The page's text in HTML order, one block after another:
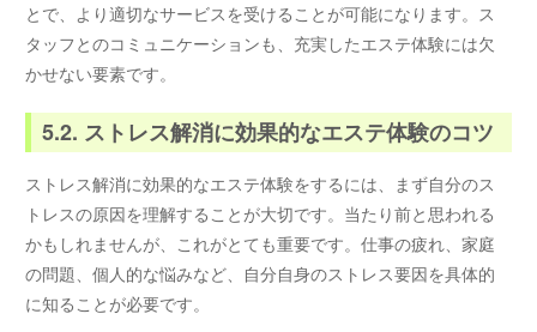
とで、より適切なサービスを受けることが可能になります。ス
タッフとのコミュニケーションも、充実したエステ体験には欠
かせない要素です。
5.2. ストレス解消に効果的なエステ体験のコツ
ストレス解消に効果的なエステ体験をするには、まず自分のス
トレスの原因を理解することが大切です。当たり前と思われる
かもしれませんが、これがとても重要です。仕事の疲れ、家庭
の問題、個人的な悩みなど、自分自身のストレス要因を具体的
に知ることが必要です。